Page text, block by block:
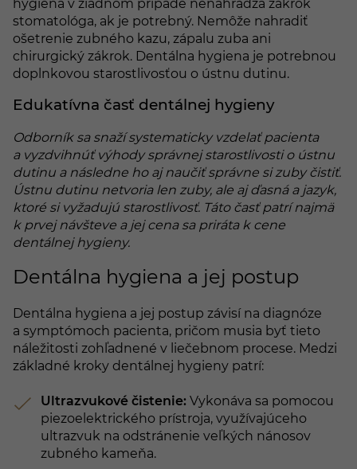
hygiena v žiadnom prípade nenahrádza zákrok
stomatológa, ak je potrebný. Nemôže nahradiť
ošetrenie zubného kazu, zápalu zuba ani
chirurgický zákrok. Dentálna hygiena je potrebnou
doplnkovou starostlivosťou o ústnu dutinu.
Edukatívna časť dentálnej hygieny
Odborník sa snaží systematicky vzdelať pacienta
a vyzdvihnúť výhody správnej starostlivosti o ústnu
dutinu a následne ho aj naučiť správne si zuby čistiť.
Ústnu dutinu netvoria len zuby, ale aj ďasná a jazyk,
ktoré si vyžadujú starostlivosť. Táto časť patrí najmä
k prvej návšteve a jej cena sa priráta k cene
dentálnej hygieny.
Dentálna hygiena a jej postup
Dentálna hygiena a jej postup závisí na diagnóze
a symptómoch pacienta, pričom musia byť tieto
náležitosti zohľadnené v liečebnom procese. Medzi
základné kroky dentálnej hygieny patrí:
Ultrazvukové čistenie: Vykonáva sa pomocou
piezoelektrického prístroja, využívajúceho
ultrazvuk na odstránenie veľkých nánosov
zubného kameňa.